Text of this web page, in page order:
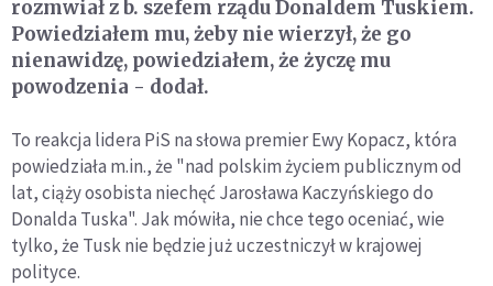
rozmwiał z b. szefem rządu Donaldem Tuskiem.
Powiedziałem mu, żeby nie wierzył, że go
nienawidzę, powiedziałem, że życzę mu
powodzenia - dodał.
To reakcja lidera PiS na słowa premier Ewy Kopacz, która
powiedziała m.in., że "nad polskim życiem publicznym od
lat, ciąży osobista niechęć Jarosława Kaczyńskiego do
Donalda Tuska". Jak mówiła, nie chce tego oceniać, wie
tylko, że Tusk nie będzie już uczestniczył w krajowej
polityce.